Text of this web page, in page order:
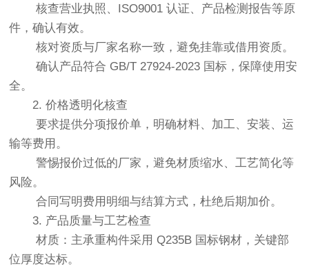
核查营业执照、ISO9001 认证、产品检测报告等原
件，确认有效。
核对资质与厂家名称一致，避免挂靠或借用资质。
确认产品符合 GB/T 27924-2023 国标，保障使用安
全。
2. 价格透明化核查
要求提供分项报价单，明确材料、加工、安装、运
输等费用。
警惕报价过低的厂家，避免材质缩水、工艺简化等
风险。
合同写明费用明细与结算方式，杜绝后期加价。
3. 产品质量与工艺检查
材质：主承重构件采用 Q235B 国标钢材，关键部
位厚度达标。